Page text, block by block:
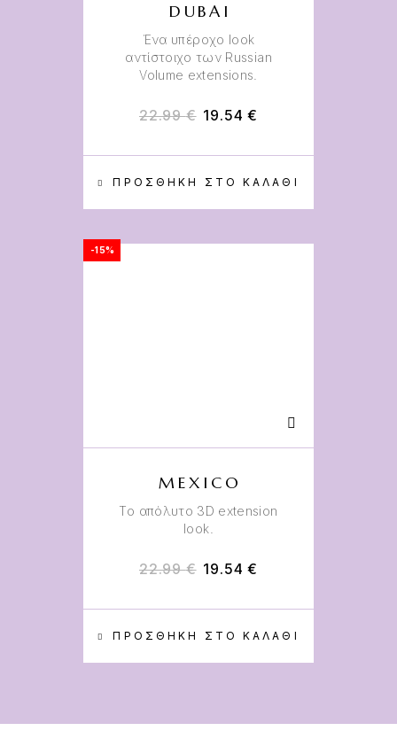
ΠΡΟΣΘΉΚΗ ΣΤΟ ΚΑΛΆΘΙ
DUBAI
Ένα υπέροχο look
αντίστοιχο των Russian
Volume extensions.
22.99€ 19.54€
-15%
ΠΡΟΣΘΉΚΗ ΣΤΟ ΚΑΛΆΘΙ
MEXICO
Το απόλυτο 3D extension
look.
22.99€ 19.54€